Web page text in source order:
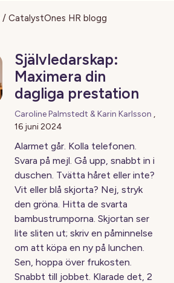
/ CatalystOnes HR blogg
Självledarskap:
Maximera din
dagliga prestation
Caroline Palmstedt & Karin Karlsson ,
16 juni 2024
Alarmet går. Kolla telefonen.
Svara på mejl. Gå upp, snabbt in i
duschen. Tvätta håret eller inte?
Vit eller blå skjorta? Nej, stryk
den gröna. Hitta de svarta
bambustrumporna. Skjortan ser
lite sliten ut; skriv en påminnelse
om att köpa en ny på lunchen.
Sen, hoppa över frukosten.
Snabbt till jobbet. Klarade det, 2